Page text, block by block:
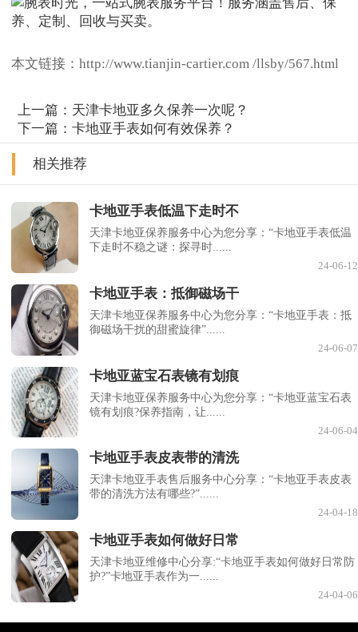
本文链接：http://www.tianjin-cartier.com /llsby/567.html
上一篇： 天津卡地亚多久保养一次呢？
下一篇：卡地亚手表如何有效保养？
相关推荐
卡地亚手表低温下走时不
天津卡地亚保养服务中心为您分享：“卡地亚手表低温
下走时不稳之谜：探寻时......
24-06-12
卡地亚手表：抵御磁场干
天津卡地亚保养服务中心为您分享：“卡地亚手表：抵
御磁场干扰的甜蜜旋律”......
24-06-07
卡地亚蓝宝石表镜有划痕
天津卡地亚保养服务中心为您分享：“卡地亚蓝宝石表
镜有划痕?保养指南，让......
24-06-04
卡地亚手表皮表带的清洗
天津卡地亚手表售后服务中心分享：“卡地亚手表皮表
带的清洗方法有哪些?”......
24-04-18
卡地亚手表如何做好日常
天津卡地亚维修中心分享:“卡地亚手表如何做好日常防
护?”卡地亚手表作为一......
24-04-06